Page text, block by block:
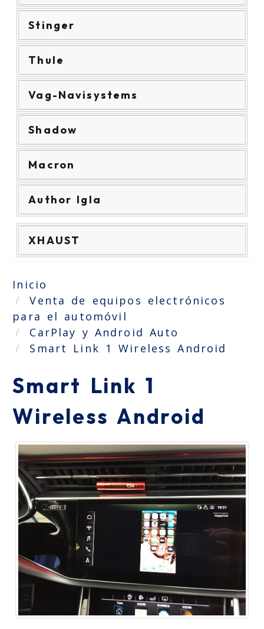
Stinger
Thule
Vag-Navisystems
Shadow
Macron
Author Igla
XHAUST
Inicio
Venta de equipos electrónicos
para el automóvil
CarPlay y Android Auto
Smart Link 1 Wireless Android
Smart Link 1
Wireless Android